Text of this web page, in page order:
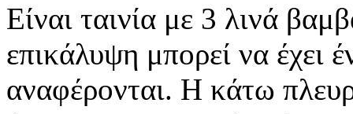
Είναι ταινία με 3 λινά
επικάλυψη μπορεί να έχει
αναφέρονται. Η κάτω